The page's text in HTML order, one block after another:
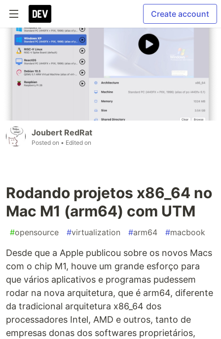
Create account
Joubert RedRat
Posted on • Edited on
Rodando projetos x86_64 no
Mac M1 (arm64) com UTM
#opensource #virtualization #arm64 #macbook
Desde que a Apple publicou sobre os novos Macs
com o chip M1, houve um grande esforço para
que vários aplicativos e programas pudessem
rodar na nova arquitetura, que é arm64, diferente
da tradicional arquitetura x86_64 dos
processadores Intel, AMD e outros, tanto de
empresas donas dos softwares proprietários,